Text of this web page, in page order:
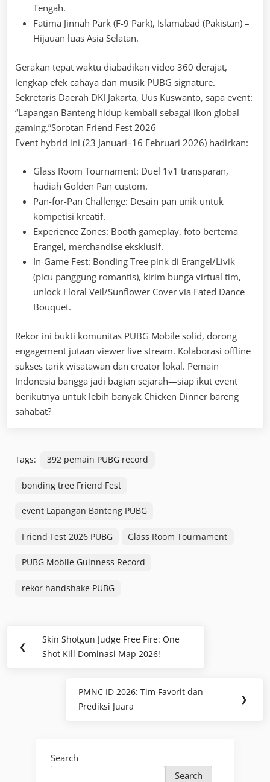
Tengah.
Fatima Jinnah Park (F-9 Park), Islamabad (Pakistan) –
Hijauan luas Asia Selatan.
Gerakan tepat waktu diabadikan video 360 derajat,
lengkap efek cahaya dan musik PUBG signature.
Sekretaris Daerah DKI Jakarta, Uus Kuswanto, sapa event:
“Lapangan Banteng hidup kembali sebagai ikon global
gaming.”Sorotan Friend Fest 2026
Event hybrid ini (23 Januari–16 Februari 2026) hadirkan:
Glass Room Tournament: Duel 1v1 transparan,
hadiah Golden Pan custom.
Pan-for-Pan Challenge: Desain pan unik untuk
kompetisi kreatif.
Experience Zones: Booth gameplay, foto bertema
Erangel, merchandise eksklusif.
In-Game Fest: Bonding Tree pink di Erangel/Livik
(picu panggung romantis), kirim bunga virtual tim,
unlock Floral Veil/Sunflower Cover via Fated Dance
Bouquet.
Rekor ini bukti komunitas PUBG Mobile solid, dorong
engagement jutaan viewer live stream. Kolaborasi offline
sukses tarik wisatawan dan creator lokal. Pemain
Indonesia bangga jadi bagian sejarah—siap ikut event
berikutnya untuk lebih banyak Chicken Dinner bareng
sahabat?
Tags: 392 pemain PUBG record
bonding tree Friend Fest
event Lapangan Banteng PUBG
Friend Fest 2026 PUBG Glass Room Tournament
PUBG Mobile Guinness Record
rekor handshake PUBG
navigation
❮
Previous
Post:
Skin Shotgun Judge Free Fire: One
Shot Kill Dominasi Map 2026!
Next
Post:
PMNC ID 2026: Tim Favorit dan
Prediksi Juara
❯
Search
Search